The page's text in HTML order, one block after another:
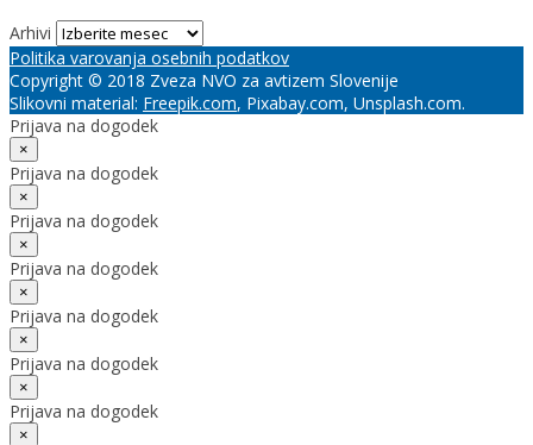
Arhivi
Politika varovanja osebnih podatkov
Copyright © 2018 Zveza NVO za avtizem Slovenije
Slikovni material: Freepik.com, Pixabay.com, Unsplash.com.
Prijava na dogodek
×
Prijava na dogodek
×
Prijava na dogodek
×
Prijava na dogodek
×
Prijava na dogodek
×
Prijava na dogodek
×
Prijava na dogodek
×